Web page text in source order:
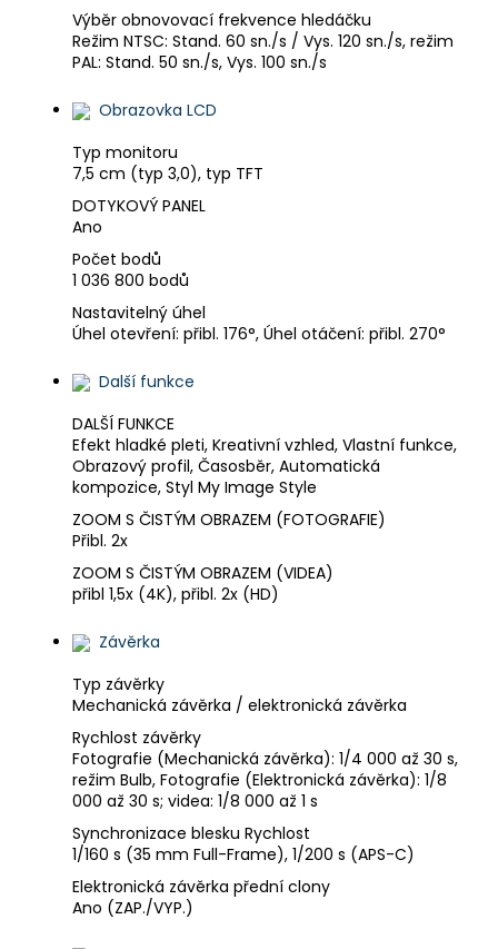
Výběr obnovovací frekvence hledáčku
Režim NTSC: Stand. 60 sn./s / Vys. 120 sn./s, režim
PAL: Stand. 50 sn./s, Vys. 100 sn./s
Obrazovka LCD
Typ monitoru
7,5 cm (typ 3,0), typ TFT
DOTYKOVÝ PANEL
Ano
Počet bodů
1 036 800 bodů
Nastavitelný úhel
Úhel otevření: přibl. 176°, Úhel otáčení: přibl. 270°
Další funkce
DALŠÍ FUNKCE
Efekt hladké pleti, Kreativní vzhled, Vlastní funkce,
Obrazový profil, Časosběr, Automatická
kompozice, Styl My Image Style
ZOOM S ČISTÝM OBRAZEM (FOTOGRAFIE)
Přibl. 2x
ZOOM S ČISTÝM OBRAZEM (VIDEA)
přibl 1,5x (4K), přibl. 2x (HD)
Závěrka
Typ závěrky
Mechanická závěrka / elektronická závěrka
Rychlost závěrky
Fotografie (Mechanická závěrka): 1/4 000 až 30 s,
režim Bulb, Fotografie (Elektronická závěrka): 1/8
000 až 30 s; videa: 1/8 000 až 1 s
Synchronizace blesku Rychlost
1/160 s (35 mm Full-Frame), 1/200 s (APS-C)
Elektronická závěrka přední clony
Ano (ZAP./VYP.)